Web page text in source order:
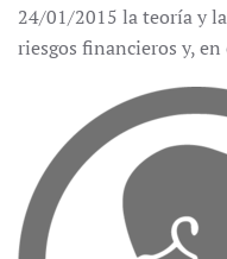
24/01/2015 la teoría y
riesgos financieros y,